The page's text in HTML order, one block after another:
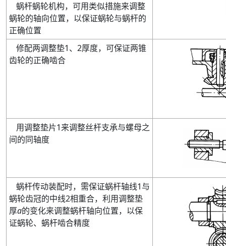
蜗杆蜗轮机构，可用类似措施来调整
蜗轮的轴向位置，以保证蜗轮与蜗杆的
正确位置
修配两调整垫1、 2厚度，可保证两锥
齿轮的正确啮合
用调整垫片1来调整丝杆支承与螺母之
间的同轴度
蜗杆传动装配时，需保证蜗杆轴线1与
蜗轮齿冠的中线2相重合，利用调整垫
厚a的变化来调整蜗杆轴向位置，以保
证蜗轮、蜗杆啮合精度